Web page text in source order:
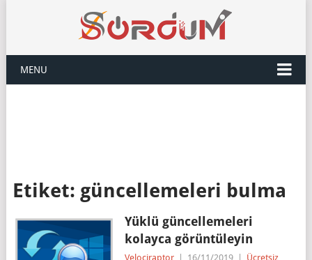
MENU
Etiket: güncellemeleri bulma
Yüklü güncellemeleri
kolayca görüntüleyin
Velociraptor 16/11/2019
Ücretsiz